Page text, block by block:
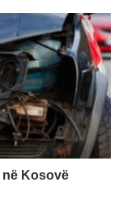
në Kosovë